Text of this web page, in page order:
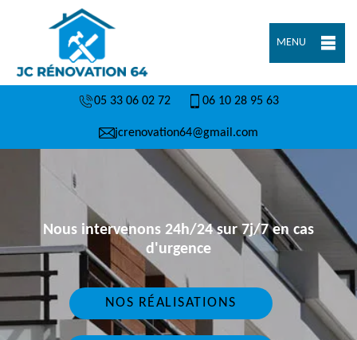
MENU
05 33 06 02 72 06 10 28 95 63
jcrenovation64@gmail.com
Nous intervenons 24h/24 sur 7j/7 en cas
d'urgence
NOS RÉALISATIONS